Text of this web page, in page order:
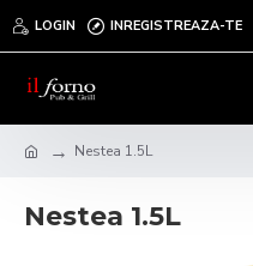
LOGIN INREGISTREAZA-TE
Nestea 1.5L
Nestea 1.5L